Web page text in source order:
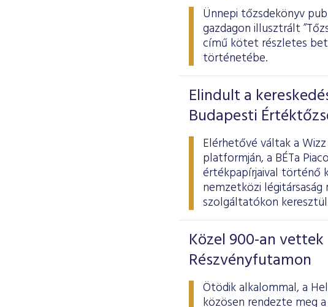
Ünnepi tőzsdekönyv
gazdagon illusztrált
című kötet részletes
történetébe.
Elindult a
Budapesti
Elérhetővé váltak a
platformján, a BÉTa
értékpapírjaival történő
nemzetközi
szolgáltatókon
Közel 900-an
Részvényfutamon
Ötödik alkalommal, a
közösen rendezte meg